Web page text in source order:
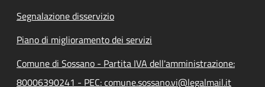
Segnalazione disservizio
Piano di miglioramento dei servizi
Comune di Sossano - Partita IVA dell'amministrazione:
80006390241 - PEC: comune.sossano.vi@legalmail.it